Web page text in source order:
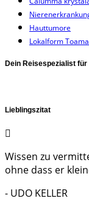
Hauttumore
Lokalform
Dein Reisespezialist
Lieblingszitat
Wissen zu
ohne dass er
- UDO KELLER